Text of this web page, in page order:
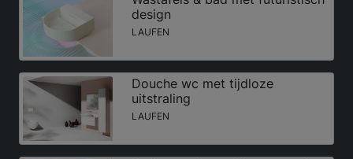
design
LAUFEN
Douche wc met tijdloze
uitstraling
LAUFEN